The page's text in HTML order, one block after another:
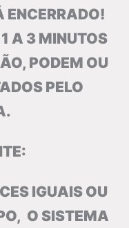
ENCERRADO!
A 3 MINUTOS
PODEM OU
PELO
IGUAIS OU
O SISTEMA